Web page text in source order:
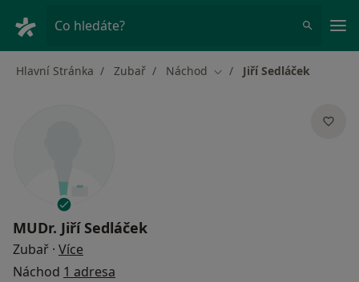
Co hledáte?
Hlavní Stránka Zubař Náchod Změna města
Jiří Sedláček
MUDr. Jiří Sedláček
Zubař · Více
Náchod 1 adresa